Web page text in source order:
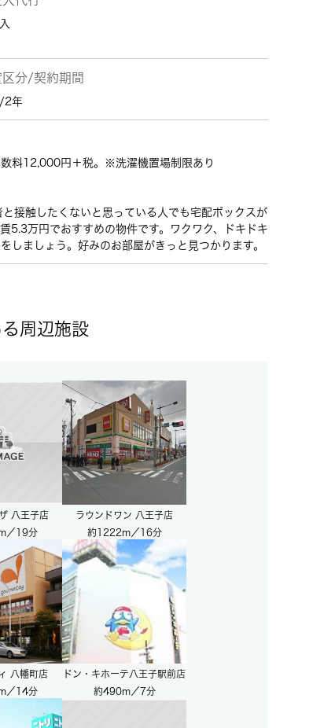
区分/契約期間
2年
料12,000円＋税。※洗濯機置場制限あり
接触したくないと思っている人でも宅配ボックスが
5.3万円でおすすめの物件です。ワクワク、ドキドキ
しましょう。好みのお部屋がきっと見つかります。
周辺施設
八王子店
／19分
ラウンドワン 八王子店
約1222m／16分
八幡町店
／14分
ドン・キホーテ八王子駅前店
約490m／7分